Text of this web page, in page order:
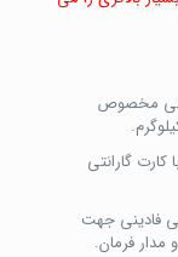
مخصوص
با کارت گارانتی
فادینی جهت
فرمان.